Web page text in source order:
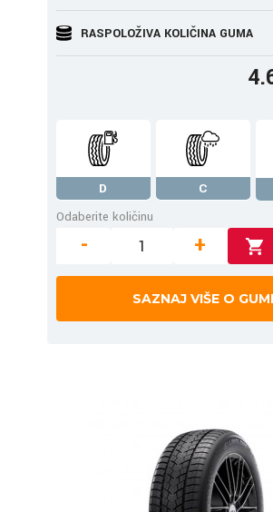
RASPOLOŽIVA KOLIČINA GUMA
D C
Odaberite količinu
- +
SAZNAJ VIŠE O GUMI